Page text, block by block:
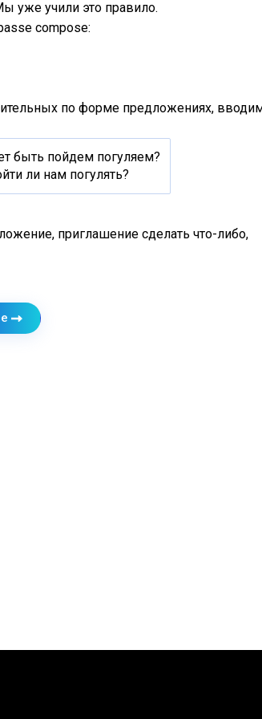
уже учили это правило.
compose:
по форме предложениях,
быть пойдем погуляем?
ли нам погулять?
приглашение сделать что-либо,